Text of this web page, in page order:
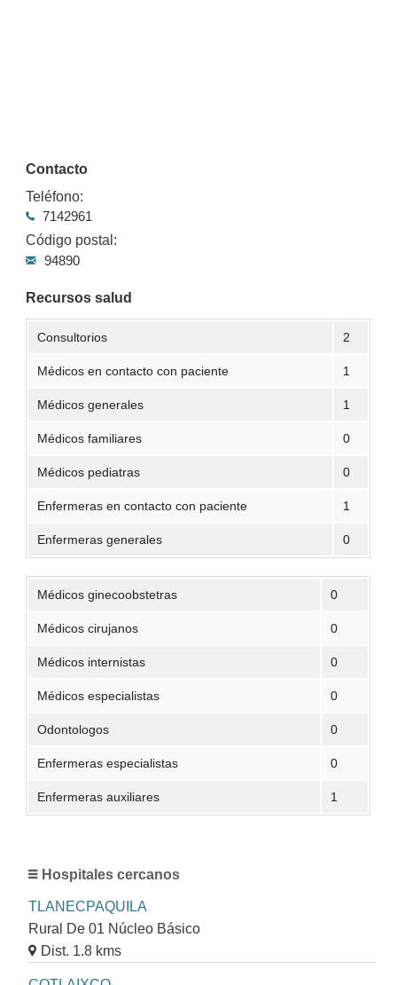
Contacto
Teléfono:
7142961
Código postal:
94890
Recursos salud
Consultorios 2
Médicos en contacto con paciente 1
Médicos generales 1
Médicos familiares 0
Médicos pediatras 0
Enfermeras en contacto con paciente 1
Enfermeras generales 0
Médicos ginecoobstetras 0
Médicos cirujanos 0
Médicos internistas 0
Médicos especialistas 0
Odontologos 0
Enfermeras especialistas 0
Enfermeras auxiliares 1
Hospitales cercanos
TLANECPAQUILA
Rural De 01 Núcleo Básico
Dist. 1.8 kms